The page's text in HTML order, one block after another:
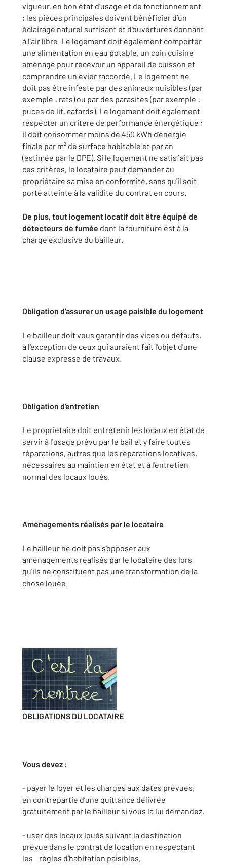
vigueur, en bon état d’usage et de fonctionnement
; les pièces principales doivent bénéficier d’un
éclairage naturel suffisant et d’ouvertures donnant
à l’air libre. Le logement doit également comporter
une alimentation en eau potable, un coin cuisine
aménagé pour recevoir un appareil de cuisson et
comprendre un évier raccordé. Le logement ne
doit pas être infesté par des animaux nuisibles (par
exemple : rats) ou par des parasites (par exemple :
puces de lit, cafards). Le logement doit également
respecter un critère de performance énergétique :
il doit consommer moins de 450 kWh d’énergie
finale par m² de surface habitable et par an
(estimée par le DPE). Si le logement ne satisfait pas
ces critères, le locataire peut demander au
propriétaire sa mise en conformité, sans qu'il soit
porté atteinte à la validité du contrat en cours.
De plus, tout logement locatif doit être équipé de
détecteurs de fumée dont la fourniture est à la
charge exclusive du bailleur.
Obligation d'assurer un usage paisible du logement
Le bailleur doit vous garantir des vices ou défauts,
à l'exception de ceux qui auraient fait l'objet d'une
clause expresse de travaux.
Obligation d'entretien
Le propriétaire doit entretenir les locaux en état de
servir à l'usage prévu par le bail et y faire toutes
réparations, autres que les réparations locatives,
nécessaires au maintien en état et à l'entretien
normal des locaux loués.
Aménagements réalisés par le locataire
Le bailleur ne doit pas s'opposer aux
aménagements réalisés par le locataire dès lors
qu'ils ne constituent pas une transformation de la
chose louée.
OBLIGATIONS DU LOCATAIRE
Vous devez :
- payer le loyer et les charges aux dates prévues,
en contrepartie d’une quittance délivrée
gratuitement par le bailleur si vous la lui demandez,
- user des locaux loués suivant la destination
prévue dans le contrat de location en respectant
les règles d’habitation paisibles,